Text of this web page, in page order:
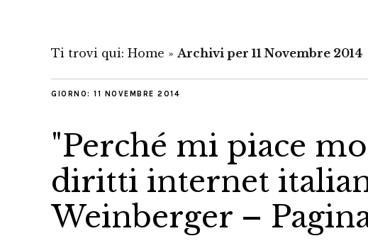
Ti trovi qui: Home » Archivi per 11 Novembre 2014
GIORNO: 11 NOVEMBRE 2014
"Perché mi piace
diritti internet
Weinberger – Pagina